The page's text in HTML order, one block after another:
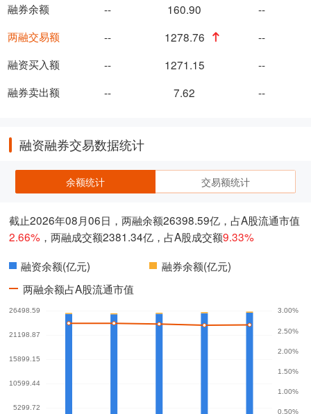
融券余额
两融交易额
融资买入额
融券卖出额
--
160.90
--
--
1278.76
--
--
1271.15
--
--
7.62 --
融资融券交易数据统计
余额统计 交易额统计
截止2026年08月06日，两融余额26398.59亿，占A股流通市值
2.66% ，两融成交额2381.34亿，占A股成交额9.33%
融资余额(亿元)
融券余额(亿元)
两融余额占A股流通市值